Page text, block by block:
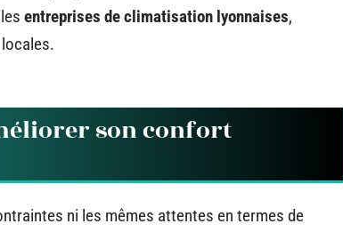
entreprises de climatisation lyonnaises,
son confort
ni les mêmes attentes en termes de